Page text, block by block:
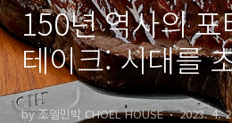
150년 역사의
테이크: 시대를
리칸 클래식
by 조엘민박 CHOEL HOUSE 2023. 4.